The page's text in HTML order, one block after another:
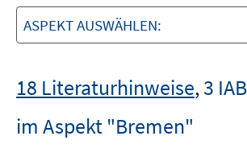
ASPEKT AUSWÄHLEN:
18 Literaturhinweise,3
im Aspekt "Bremen"